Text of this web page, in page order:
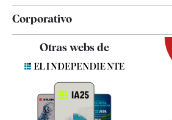
Corporativo
Quiénes somos
Otras webs de